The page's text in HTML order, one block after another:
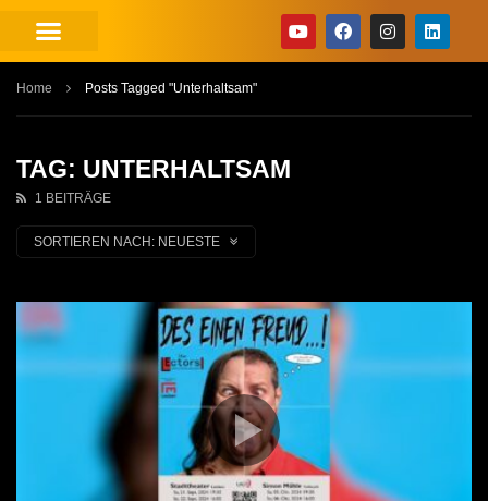
Home Posts Tagged "Unterhaltsam"
TAG: UNTERHALTSAM
1 BEITRÄGE
SORTIEREN NACH: NEUESTE